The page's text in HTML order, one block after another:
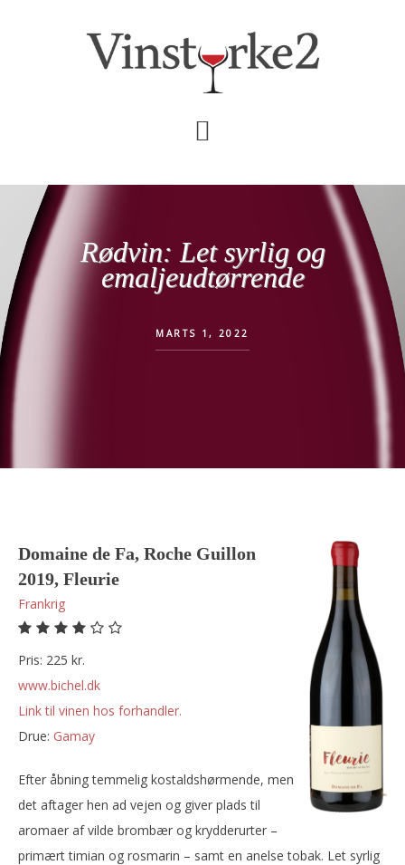
Rødvin: Let syrlig og
emaljeudtørrende
MARTS 1, 2022
Domaine de Fa, Roche Guillon
2019, Fleurie
Frankrig
Pris: 225 kr.
www.bichel.dk
Link til vinen hos forhandler.
Drue:
gamay
Efter åbning temmelig kostaldshørmende, men
det aftager hen ad vejen og giver plads til
aromaer af vilde brombær og krydderurter –
primært timian og rosmarin – samt en anelse tobak. Let syrlig